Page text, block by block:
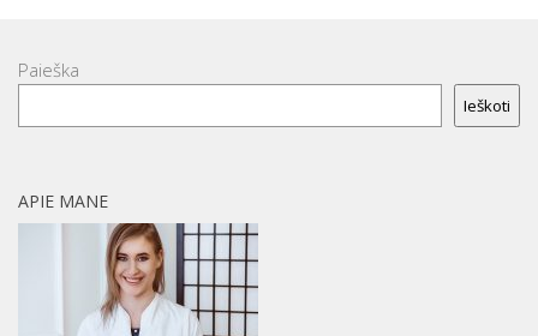
Paieška
Ieškoti
APIE MANE